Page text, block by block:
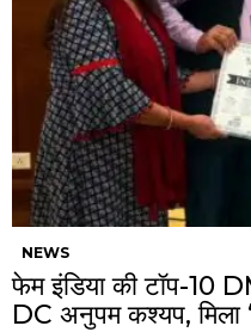
NEWS
फेम इंडिया की टॉप-10
DC अनुपम कश्यप, मिला